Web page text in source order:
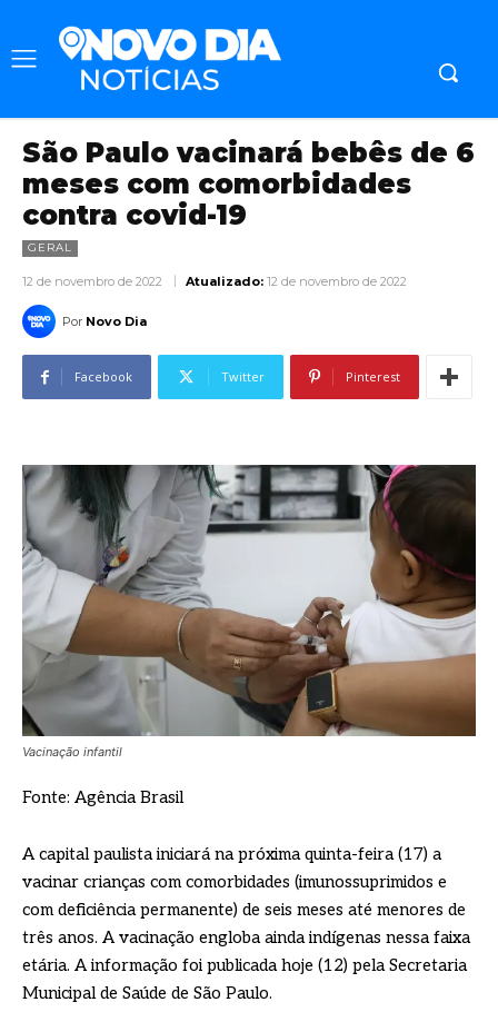
São Paulo vacinará bebês de 6
meses com comorbidades
contra covid-19
GERAL
12 de novembro de 2022 Atualizado: 12 de novembro de 2022
Por Novo Dia
Facebook Twitter Pinterest
Vacinação infantil
Fonte: Agência Brasil
A capital paulista iniciará na próxima quinta-feira (17) a
vacinar crianças com comorbidades (imunossuprimidos e
com deficiência permanente) de seis meses até menores de
três anos. A vacinação engloba ainda indígenas nessa faixa
etária. A informação foi publicada hoje (12) pela Secretaria
Municipal de Saúde de São Paulo.